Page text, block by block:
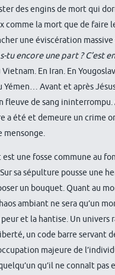
des engins de mort qui
comme la mort que de faire
une éviscération massive
tu encore une part ? C’est
Vietnam. En Iran. En
Yémen… Avant et après
fleuve de sang ininterrompu.
a été et demeure un crime
mensonge.
est une fosse commune au
sa sépulture pousse une
un bouquet. Quant au
ambiant ne sera qu’un
et la hantise. Un univers
un code barre servant
majeure de
qu’il ne connaît pas